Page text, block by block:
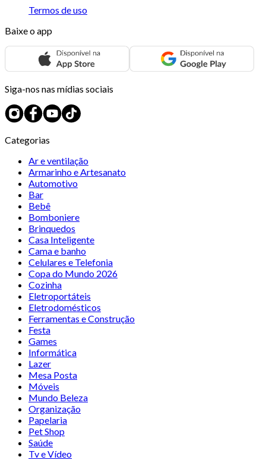
Termos de uso
Baixe o app
Siga-nos nas mídias sociais
Categorias
Ar e ventilação
Armarinho e Artesanato
Automotivo
Bar
Bebê
Bomboniere
Brinquedos
Casa Inteligente
Cama e banho
Celulares e Telefonia
Copa do Mundo 2026
Cozinha
Eletroportáteis
Eletrodomésticos
Ferramentas e Construção
Festa
Games
Informática
Lazer
Mesa Posta
Móveis
Mundo Beleza
Organização
Papelaria
Pet Shop
Saúde
Tv e Vídeo